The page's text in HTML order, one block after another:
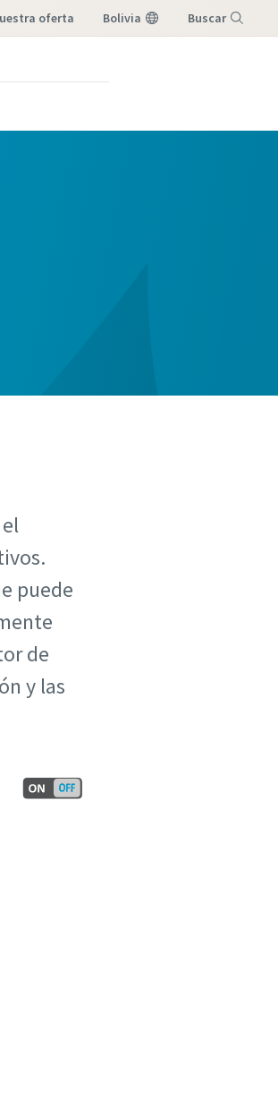
oferta Bolivia Buscar
puede
de
y las